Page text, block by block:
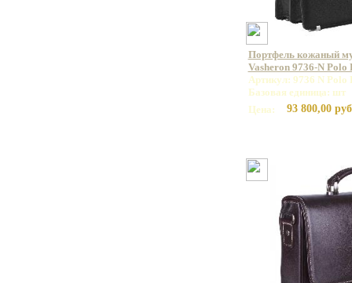
Портфель кожаный
Vasheron 9736-N
Артикул: 9736 N Polo
Базовая единица: шт
Цена:
93 800,00